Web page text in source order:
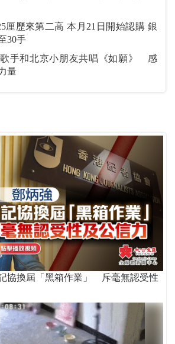
高 本月21日開始認購 銀
30手
歌手和北京小朋友共唱《如願》 感
量
協換屆「黑箱作業」 斥毫無認受性